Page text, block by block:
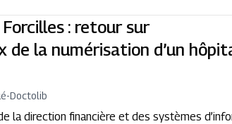
: retour sur
de la numérisation d’un
-Doctolib
la direction financière et des systèmes